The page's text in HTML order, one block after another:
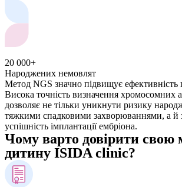
20 000+
Народжених немовлят
Метод NGS значно підвищує
Висока точність визначення хромосомних
дозволяє не тільки уникнути ризику
тяжкими спадковими захворюваннями, а й
успішність імплантації ембріона.
Чому варто довірити свою
дитину ISIDA clinic?